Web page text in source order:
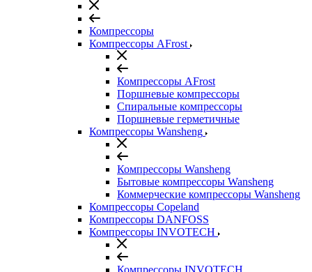
Компрессоры
Компрессоры AFrost
Компрессоры AFrost
Поршневые компрессоры
Спиральные компрессоры
Поршневые герметичные
Компрессоры Wansheng
Компрессоры Wansheng
Бытовые компрессоры Wansheng
Коммерческие компрессоры Wansheng
Компрессоры Copeland
Компрессоры DANFOSS
Компрессоры INVOTECH
Компрессоры INVOTECH